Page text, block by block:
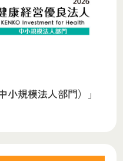
小規模法人部門）」